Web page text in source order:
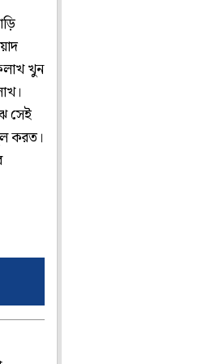
খুন
সেই
করত।